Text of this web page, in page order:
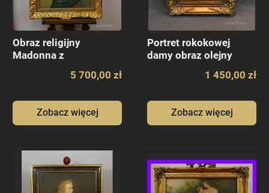
Obraz religijny
Madonna z
5 700,00 zł
Zobacz więcej
Portret rokokowej
damy obraz olejny
1 450,00 zł
Zobacz więcej